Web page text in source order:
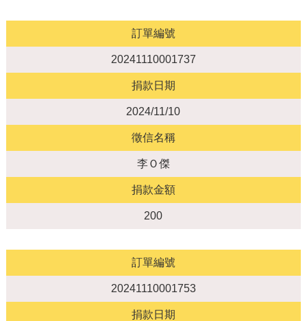
訂單編號
20241110001737
捐款日期
2024/11/10
徵信名稱
李Ｏ傑
捐款金額
200
訂單編號
20241110001753
捐款日期